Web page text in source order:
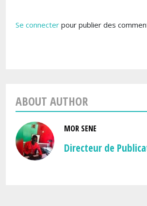
Se connecter pour publier des
ABOUT AUTHOR
MOR SENE
Directeur de